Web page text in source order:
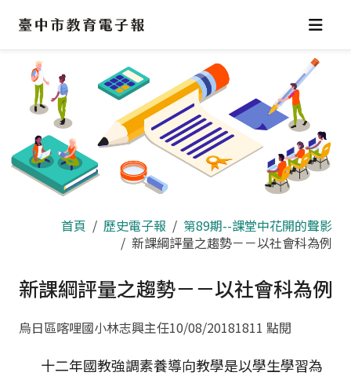
區
首頁 歷史電子報
第89期--課堂中花開的聲影
新課綱評量之趨勢－－以社會科為例
新課綱評量之趨勢－－以社會科為例
烏日區喀哩國小林志興主任10/08/20181811 點閱
十二年國教強調素養導向教學是以學生學習為